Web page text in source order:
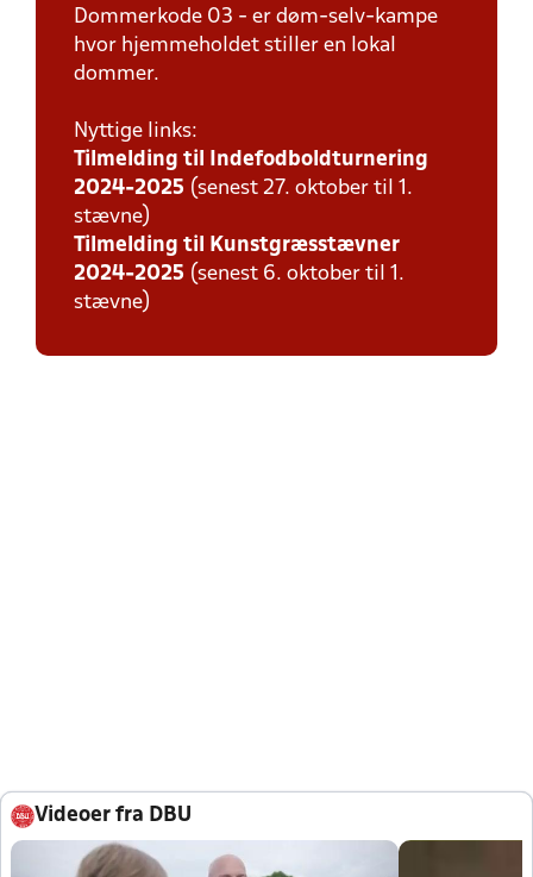
Dommerkode 03 - er døm-selv-kampe
hvor hjemmeholdet stiller en lokal
dommer.
Nyttige links:
Tilmelding til Indefodboldturnering
2024-2025 (senest 27. oktober til 1.
stævne)
Tilmelding til Kunstgræsstævner
2024-2025 (senest 6. oktober til 1.
stævne)
Videoer fra DBU